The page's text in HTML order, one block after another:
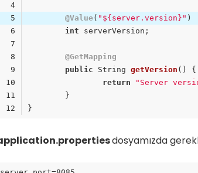
@Value( "${server.version}"
int
@GetMapping
public String getVersion ()
return
"Server
dosyamızda